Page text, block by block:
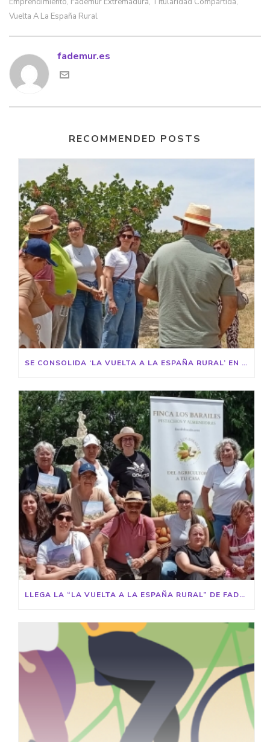
Vuelta A La España Rural
fademur.es
RECOMMENDED POSTS
SE CONSOLIDA ‘LA VUELTA A LA ESPAÑA RURAL’ EN TOLEDO Y GUADALAJARA CON EL FOCO EN EL LIDERAZGO DE EMPRENDEDORAS
LLEGA LA “LA VUELTA A LA ESPAÑA RURAL” DE FADEMUR A TOLEDO